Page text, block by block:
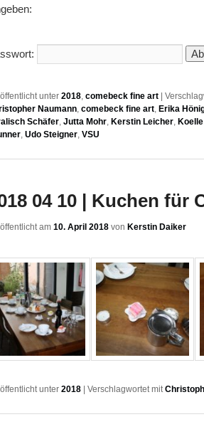
unter 2018, comebeck fine art
Naumann, comebeck fine art, Erika
Schäfer, Jutta Mohr, Kerstin Leicher,
, Udo Steigner, VSU
04 10 | Kuchen für
am 10. April 2018 von Kerstin Daiker
unter 2018 Verschlagwortet mit